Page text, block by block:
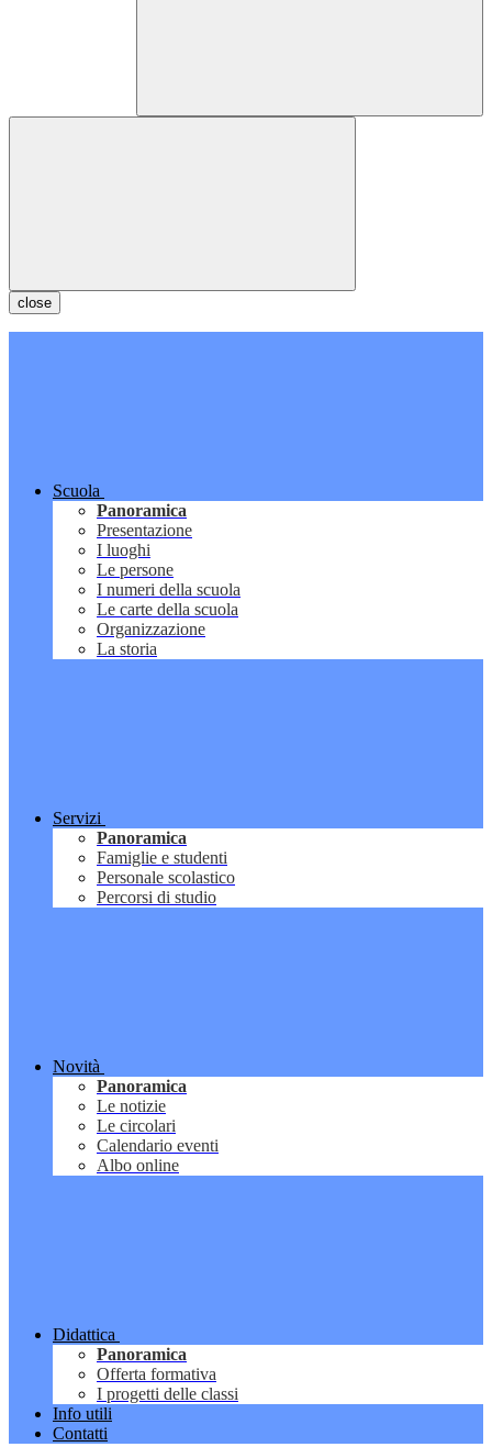
close
Scuola
Panoramica
Presentazione
I luoghi
Le persone
I numeri della scuola
Le carte della scuola
Organizzazione
La storia
Servizi
Panoramica
Famiglie e studenti
Personale scolastico
Percorsi di studio
Novità
Panoramica
Le notizie
Le circolari
Calendario eventi
Albo online
Didattica
Panoramica
Offerta formativa
I progetti delle classi
Info utili
Contatti